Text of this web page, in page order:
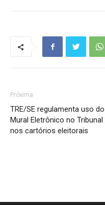
Próxima
TRE/SE regulamenta uso do
Mural Eletrônico no Tribunal
nos cartórios eleitorais